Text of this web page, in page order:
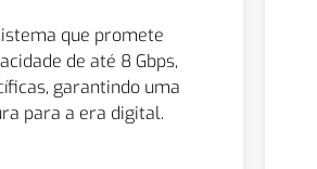
que promete
de até 8 Gbps,
garantindo uma
para a era digital.